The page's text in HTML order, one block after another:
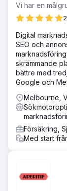
Vi har en
Digital
SEO och
skrämmande
bättre med
Google och
Melbourne,
Försäkring,
Med start